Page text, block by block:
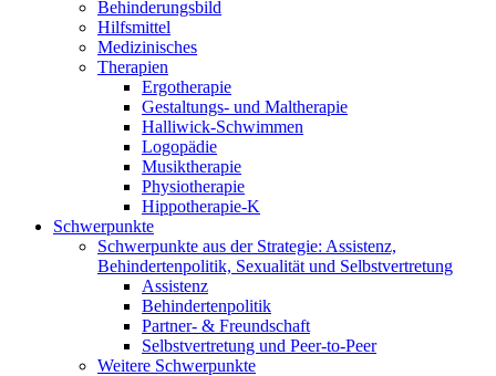
Behinderungsbild
Hilfsmittel
Medizinisches
Therapien
Ergotherapie
Gestaltungs- und Maltherapie
Halliwick-Schwimmen
Logopädie
Musiktherapie
Physiotherapie
Hippotherapie-K
Schwerpunkte
Schwerpunkte aus der Strategie: Assistenz,
Behindertenpolitik, Sexualität und Selbstvertretung
Assistenz
Behindertenpolitik
Partner- & Freundschaft
Selbstvertretung und Peer-to-Peer
Weitere Schwerpunkte